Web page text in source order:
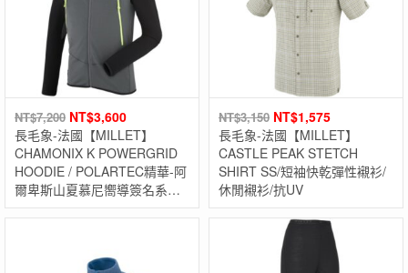
NT$7,200 NT$3,600
長毛象-法國【MILLET】
CHAMONIX K POWERGRID
HOODIE / POLARTEC精華-阿
爾卑斯山夏慕尼嚮導簽名系
列!!! 保暖透氣快乾外套
NT$3,150 NT$1,575
長毛象-法國【MILLET】
CASTLE PEAK STETCH
SHIRT SS/短袖快乾彈性襯衫/
休閒襯衫/抗UV